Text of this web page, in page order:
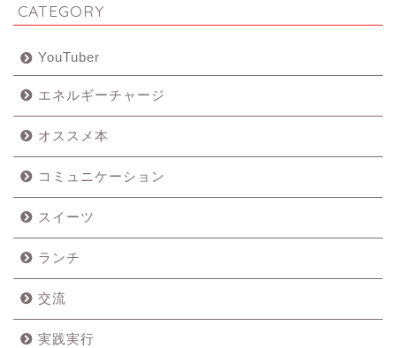
CATEGORY
YouTuber
エネルギーチャージ
オススメ本
コミュニケーション
スイーツ
ランチ
交流
実践実行